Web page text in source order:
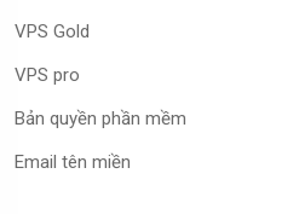
VPS Gold
VPS pro
Bản quyền phần mềm
Email tên miền